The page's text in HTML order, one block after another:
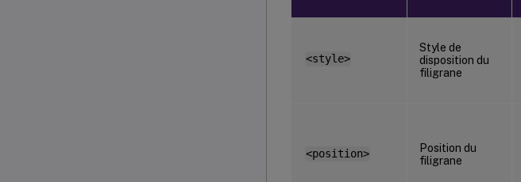
<style>
Style de
disposition du
filigrane
<position>
Position du
filigrane